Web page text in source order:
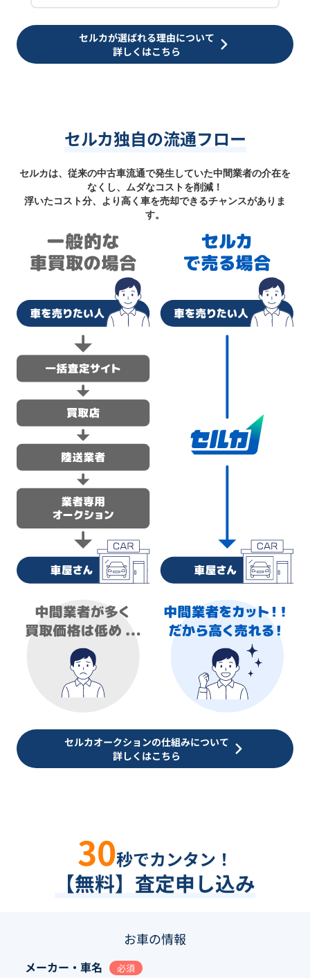
セルカが選ばれる理由について
詳しくはこちら
セルカ独自の流通フロー
セルカは、従来の中古車流通で発生していた中間業者の介在を
なくし、ムダなコストを削減！
浮いたコスト分、より高く車を売却できるチャンスがありま
す。
セルカオークションの仕組みについて
詳しくはこちら
30秒でカンタン！
【無料】査定申し込み
お車の情報
メーカー・車名 必須